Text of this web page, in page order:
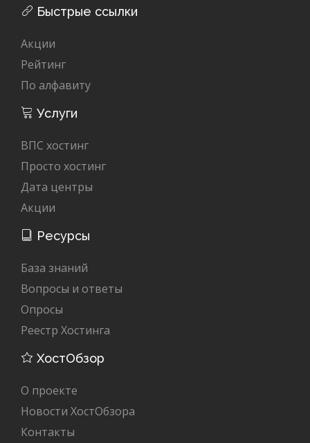
Быстрые ссылки
Акции
Рейтинг
По алфавиту
Услуги
ВПС хостинг
Просто хостинг
Дата центры
Акции
Ресурсы
База знаний
Вопросы и ответы
Опросы
Реестр Хостинга
ХостОбзор
О проекте
Новости ХостОбзора
Контакты